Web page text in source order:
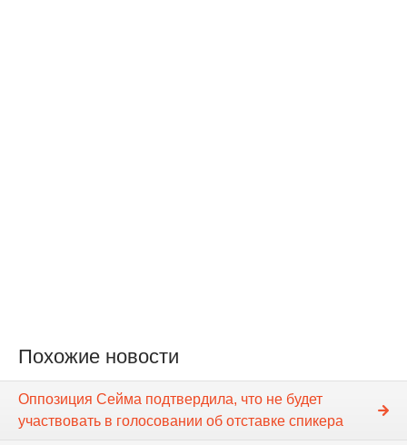
Похожие новости
Оппозиция Cейма подтвердила, что не будет
участвовать в голосовании об отставке спикера